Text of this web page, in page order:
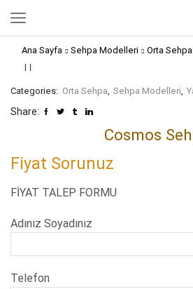
Ana Sayfa Sehpa Modelleri Orta Sehpa
Categories: Orta Sehpa, Sehpa Modelleri,
Share:
Cosmos
Fiyat Sorunuz
FİYAT TALEP FORMU
Adınız Soyadınız
Telefon